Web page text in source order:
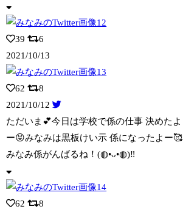
39
6
2021/10/13
62
8
2021/10/12
ただいま💕今日は学校で係の仕事 決めたよ
ー😝みなみは黒板けい示 係になったよー🥰
みなみ係がんばるね！(◍︎•ᴗ•◍︎)‼️
62
8